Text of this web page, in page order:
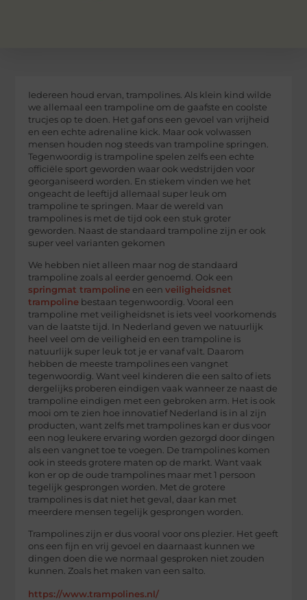
Iedereen houd ervan, trampolines. Als klein kind wilde
we allemaal een trampoline om de gaafste en coolste
trucjes op te doen. Het gaf ons een gevoel van vrijheid
en een echte adrenaline kick. Maar ook volwassen
mensen houden nog steeds van trampoline springen.
Tegenwoordig is trampoline spelen zelfs een echte
officiële sport geworden waar ook wedstrijden voor
georganiseerd worden. En stiekem vinden we het
ongeacht de leeftijd allemaal super leuk om
trampoline te springen. Maar de wereld van
trampolines is met de tijd ook een stuk groter
geworden. Naast de standaard trampoline zijn er ook
super veel varianten gekomen
We hebben niet alleen maar nog de standaard
trampoline zoals al eerder genoemd. Ook een
springmat trampoline en eenveiligheidsnet
trampoline bestaan tegenwoordig. Vooral een
trampoline met veiligheidsnet is iets veel voorkomends
van de laatste tijd. In Nederland geven we natuurlijk
heel veel om de veiligheid en een trampoline is
natuurlijk super leuk tot je er vanaf valt. Daarom
hebben de meeste trampolines een vangnet
tegenwoordig. Want veel kinderen die een salto of iets
dergelijks proberen eindigen vaak wanneer ze naast de
trampoline eindigen met een gebroken arm. Het is ook
mooi om te zien hoe innovatief Nederland is in al zijn
producten, want zelfs met trampolines kan er dus voor
een nog leukere ervaring worden gezorgd door dingen
als een vangnet toe te voegen. De trampolines komen
ook in steeds grotere maten op de markt. Want vaak
kon er op de oude trampolines maar met 1 persoon
tegelijk gesprongen worden. Met de grotere
trampolines is dat niet het geval, daar kan met
meerdere mensen tegelijk gesprongen worden.
Trampolines zijn er dus vooral voor ons plezier. Het geeft
ons een fijn en vrij gevoel en daarnaast kunnen we
dingen doen die we normaal gesproken niet zouden
kunnen. Zoals het maken van een salto.
https://www.trampolines.nl/